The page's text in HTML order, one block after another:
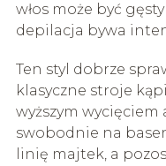
włos może być
depilacja bywa
Ten styl dobrze
klasyczne stroje
wyższym wycięciem
swobodnie na
linię majtek, a